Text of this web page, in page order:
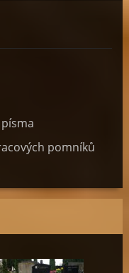
pomníků